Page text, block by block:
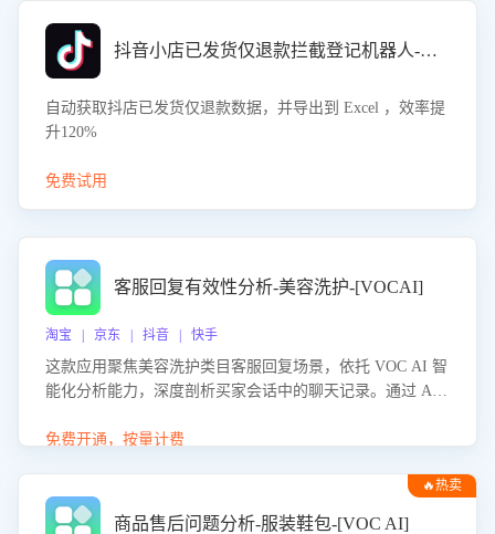
抖音小店已发货仅退款拦截登记机器人-八爪鱼
自动获取抖店已发货仅退款数据，并导出到 Excel ，效率提
升120%
免费试用
客服回复有效性分析-美容洗护-[VOCAI]
淘宝 | 京东 | 抖音 | 快手
这款应用聚焦美容洗护类目客服回复场景，依托 VOC AI 智
能化分析能力，深度剖析买家会话中的聊天记录。通过 AI
答的有效性与完整性，输出针对性改进策略，助力商家快速
免费开通，按量计费
🔥热卖
商品售后问题分析-服装鞋包-[VOC AI]